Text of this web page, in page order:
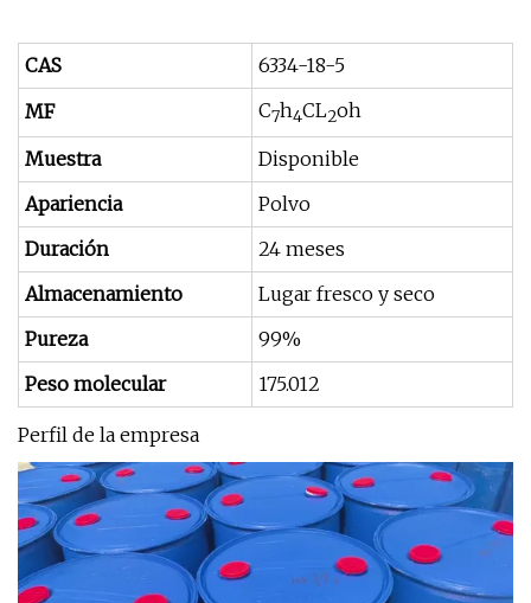
CAS
6334-18-5
MF
C7h4CL2oh
Muestra
Disponible
Apariencia
Polvo
Duración
24 meses
Almacenamiento
Lugar fresco y seco
Pureza
99%
Peso molecular
175.012
Perfil de la empresa